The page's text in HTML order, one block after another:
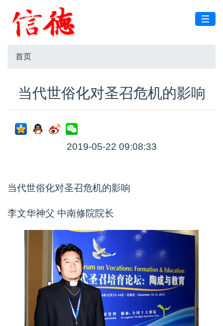
首页
当代世俗化对圣召危机的影响
2019-05-22 09:08:33
当代世俗化对圣召危机的影响
李文华神父 中南修院院长